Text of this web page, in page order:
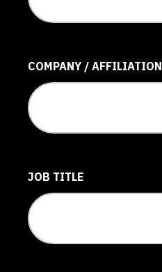
COMPANY / AFFILIATION
JOB TITLE